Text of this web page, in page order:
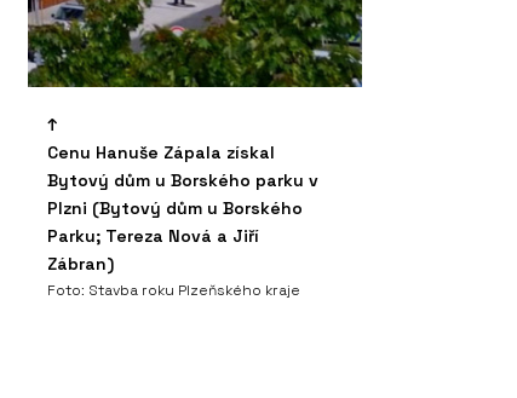
Cenu Hanuše Zápala získal
Bytový dům u Borského parku v
Plzni (Bytový dům u Borského
Parku; Tereza Nová a Jiří
Zábran)
Foto: Stavba roku Plzeňského kraje